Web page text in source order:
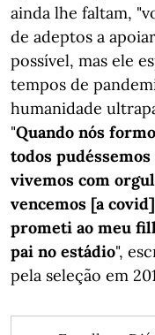
ainda lhe faltam,
de adeptos a
possível, mas ele
tempos de
humanidade
"Quando nós
todos
vivemos com
vencemos [a
prometi ao meu
pai no estádio",
pela seleção em